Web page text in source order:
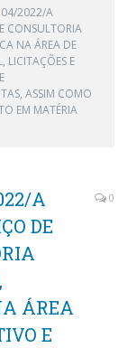
04/2022/A
CONSULTORIA
NA ÁREA DE
LICITAÇÕES E
ASSIM COMO
EM MATÉRIA
A
DE
ÁREA
E
0